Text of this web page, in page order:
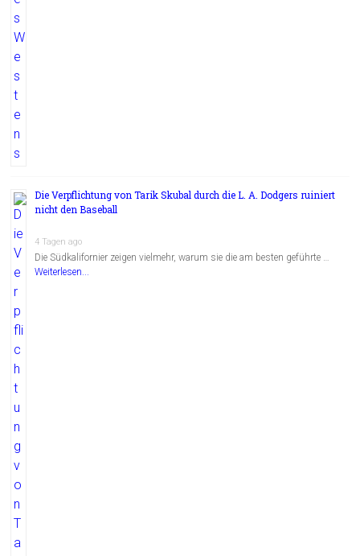
Die Verpflichtung von Tarik Skubal durch die L. A. Dodgers ruiniert
nicht den Baseball
4 Tagen ago
Die Südkalifornier zeigen vielmehr, warum sie die am besten geführte …
Weiterlesen...